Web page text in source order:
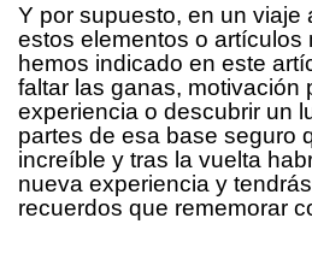
Y por supuesto, en un viaje
estos elementos o artículos
hemos indicado en este
faltar las ganas, motivación
experiencia o descubrir un
partes de esa base seguro
increíble y tras la vuelta
nueva experiencia y
recuerdos que rememorar